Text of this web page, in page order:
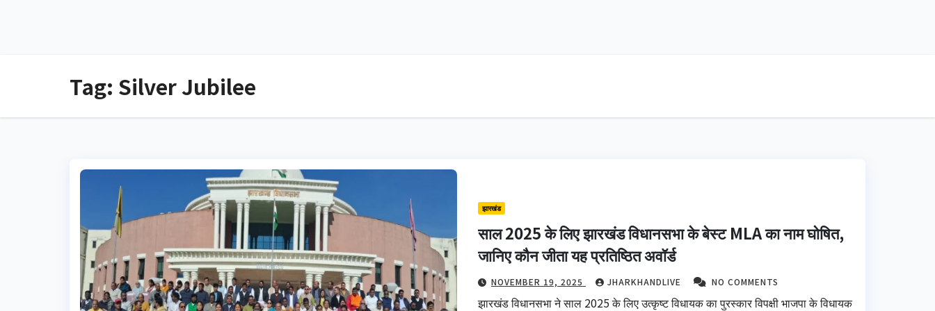
Tag: Silver Jubilee
झारखंड
साल 2025 के लिए झारखंड विधानसभा के बेस्ट MLA का नाम घोषित,
जानिए कौन जीता यह प्रतिष्ठित अवॉर्ड
NOVEMBER 19, 2025 JHARKHANDLIVE NO COMMENTS
झारखंड विधानसभा ने साल 2025 के लिए उत्कृष्ट विधायक का पुरस्कार विपक्षी भाजपा के विधायक